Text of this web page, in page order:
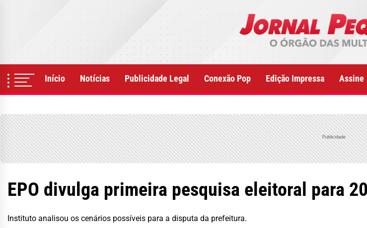
Início Notícias Publicidade Legal Conexão Pop Edição Impressa Assine
Publicidade
EPO divulga primeira pesquisa eleitoral para
Instituto analisou os cenários possíveis para a disputa da prefeitura.